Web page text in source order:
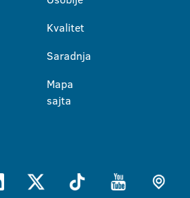
Kvalitet
Saradnja
Mapa
sajta